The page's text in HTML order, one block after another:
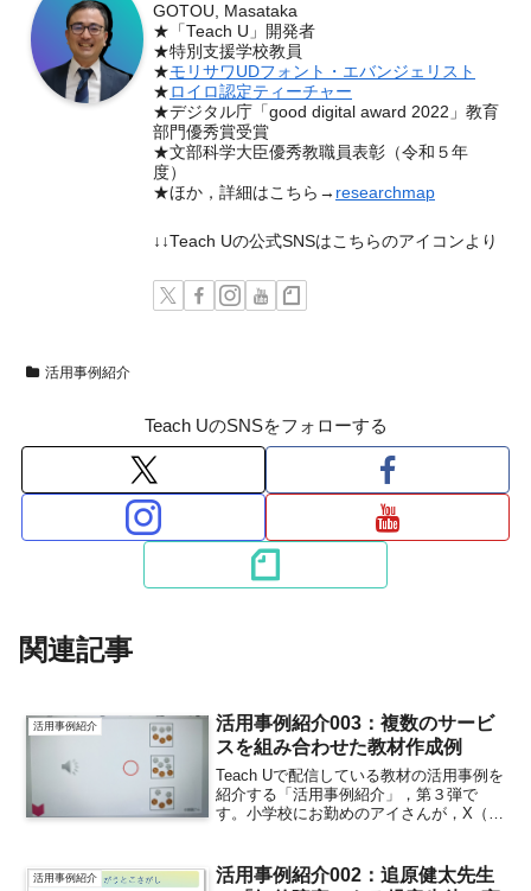
GOTOU, Masataka
★「Teach U」開発者
★特別支援学校教員
★モリサワUDフォント・エバンジェリスト
★ ロイロ認定ティーチャー
★デジタル庁「good digital award 2022」教育
部門優秀賞受賞
★文部科学大臣優秀教職員表彰（令和５年
度）
★ほか，詳細はこちら→ researchmap
↓↓Teach Uの公式SNSはこちらのアイコンより
活用事例紹介
Teach UのSNSをフォローする
関連記事
活用事例紹介
活用事例紹介003：複数のサービ
スを組み合わせた教材作成例
Teach Uで配信している教材の活用事例を
紹介する「活用事例紹介」，第３弾で
す。小学校にお勤めのアイさんが，X（旧
Teach Uの10009小文字のカード選び...
活用事例紹介
活用事例紹介002：追原健太先生